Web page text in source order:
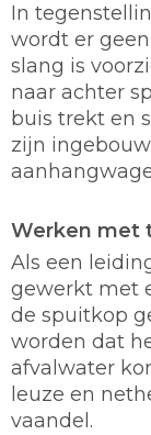
In
wordt er
slang is
naar achter
buis trekt en
zijn
Werken met
Als een
gewerkt met
de spuitkop
worden dat
afvalwater
leuze en
vaandel.